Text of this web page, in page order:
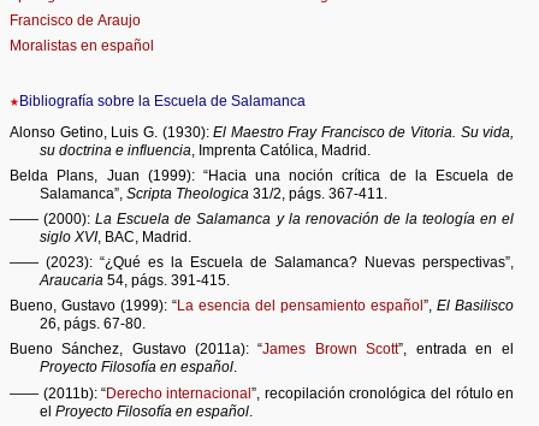
Francisco de Araujo
Moralistas en español
★ Bibliografía sobre la Escuela de Salamanca
Alonso Getino, Luis G. (1930):El Maestro Fray Francisco de Vitoria. Su vida,
su doctrina e influencia, Imprenta Católica, Madrid.
Belda Plans, Juan (1999): “Hacia una noción crítica de la Escuela de
Salamanca”, Scripta Theologica31/2, págs. 367-411.
—— (2000):La Escuela de Salamanca y la renovación de la teología en el
siglo XVI, BAC, Madrid.
—— (2023): “¿Qué es la Escuela de Salamanca? Nuevas perspectivas”,
Araucaria54, págs. 391-415.
Bueno, Gustavo (1999): “La esencia del pensamiento español”,El Basilisco
26, págs. 67-80.
Bueno Sánchez, Gustavo (2011a): “James Brown Scott”, entrada en el
Proyecto Filosofía en español.
—— (2011b): “Derecho internacional”, recopilación cronológica del rótulo en
el Proyecto Filosofía en español.